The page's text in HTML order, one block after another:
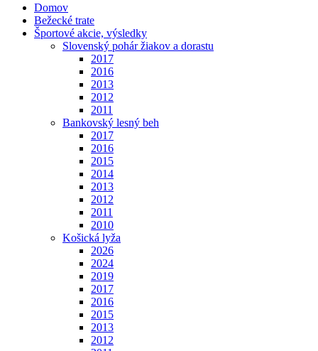
Domov
Bežecké trate
Športové akcie, výsledky
Slovenský pohár žiakov a dorastu
2017
2016
2013
2012
2011
Bankovský lesný beh
2017
2016
2015
2014
2013
2012
2011
2010
Košická lyža
2026
2024
2019
2017
2016
2015
2013
2012